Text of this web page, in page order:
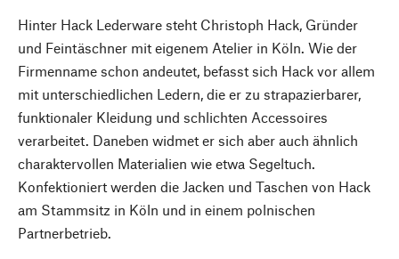
Hinter Hack Lederware steht Christoph Hack, Gründer
und Feintäschner mit eigenem Atelier in Köln. Wie der
Firmenname schon andeutet, befasst sich Hack vor allem
mit unterschiedlichen Ledern, die er zu strapazierbarer,
funktionaler Kleidung und schlichten Accessoires
verarbeitet. Daneben widmet er sich aber auch ähnlich
charaktervollen Materialien wie etwa Segeltuch.
Konfektioniert werden die Jacken und Taschen von Hack
am Stammsitz in Köln und in einem polnischen
Partnerbetrieb.